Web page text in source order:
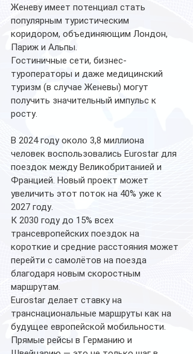
Женеву имеет потенциал стать
популярным туристическим
коридором, объединяющим Лондон,
Париж и Альпы.
Гостиничные сети, бизнес-
туроператоры и даже медицинский
туризм (в случае Женевы) могут
получить значительный импульс к
росту.
В 2024 году около 3,8 миллиона
человек воспользовались Eurostar для
поездок между Великобританией и
Францией. Новый проект может
увеличить этот поток на 40% уже к
2027 году.
К 2030 году до 15% всех
трансевропейских поездок на
короткие и средние расстояния может
перейти с самолётов на поезда
благодаря новым скоростным
маршрутам.
Eurostar делает ставку на
транснациональные маршруты как на
будущее европейской мобильности.
Прямые рейсы в Германию и